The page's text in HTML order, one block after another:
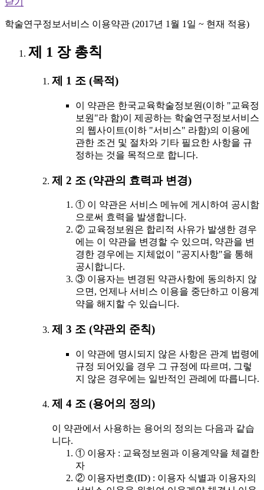
닫기
학술연구정보서비스 이용약관 (2017년 1월 1일 ~ 현재 적용)
제 1 장 총칙
제 1 조 (목적)
이 약관은 한국교육학술정보원(이하 "교육정
보원"라 함)이 제공하는 학술연구정보서비스
의 웹사이트(이하 "서비스" 라함)의 이용에
관한 조건 및 절차와 기타 필요한 사항을 규
정하는 것을 목적으로 합니다.
제 2 조 (약관의 효력과 변경)
① 이 약관은 서비스 메뉴에 게시하여 공시함
으로써 효력을 발생합니다.
② 교육정보원은 합리적 사유가 발생한 경우
에는 이 약관을 변경할 수 있으며, 약관을 변
경한 경우에는 지체없이 "공지사항"을 통해
공시합니다.
③ 이용자는 변경된 약관사항에 동의하지 않
으면, 언제나 서비스 이용을 중단하고 이용계
약을 해지할 수 있습니다.
제 3 조 (약관외 준칙)
이 약관에 명시되지 않은 사항은 관계 법령에
규정 되어있을 경우 그 규정에 따르며, 그렇
지 않은 경우에는 일반적인 관례에 따릅니다.
제 4 조 (용어의 정의)
이 약관에서 사용하는 용어의 정의는 다음과 같습
니다.
① 이용자 : 교육정보원과 이용계약을 체결한
자
② 이용자번호(ID) : 이용자 식별과 이용자의